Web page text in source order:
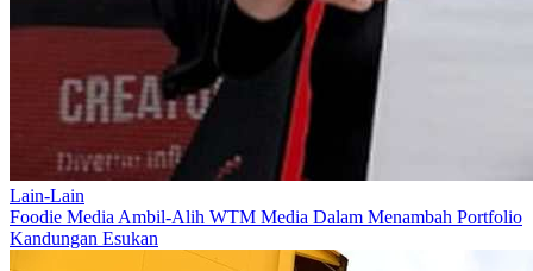
Lain-Lain
Foodie Media Ambil-Alih WTM Media Dalam Menambah Portfolio
Kandungan Esukan